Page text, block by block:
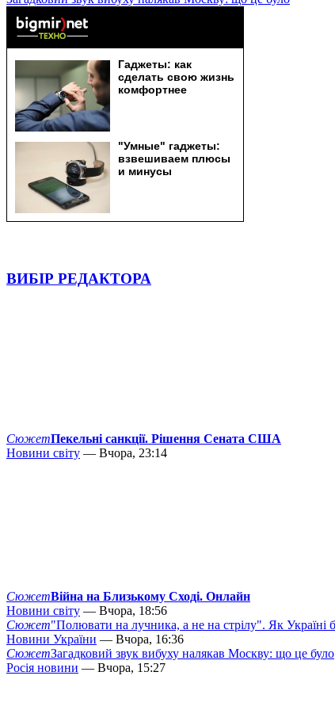
ВИБІР РЕДАКТОРА
СюжетПекельні санкції. Рішення Сената США
Новини світу — Вчора, 23:14
СюжетВійна на Близькому Сході. Онлайн
Новини світу — Вчора, 18:56
Сюжет"Полювати на лучника, а не на стрілу". Як Україні
Новини України — Вчора, 16:36
СюжетЗагадковий звук вибуху налякав Москву: що це було
Росія новини — Вчора, 15:27